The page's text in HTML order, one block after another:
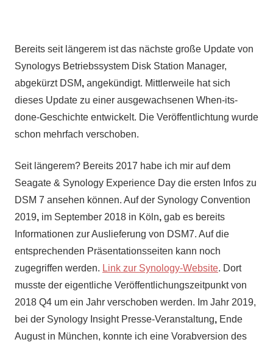
Bereits seit längerem ist das nächste große Update von
Synologys Betriebssystem Disk Station Manager,
abgekürzt DSM, angekündigt. Mittlerweile hat sich
dieses Update zu einer ausgewachsenen When-its-
done-Geschichte entwickelt. Die Veröffentlichtung wurde
schon mehrfach verschoben.
Seit längerem? Bereits 2017 habe ich mir auf dem
Seagate & Synology Experience Day die ersten Infos zu
DSM 7 ansehen können. Auf der Synology Convention
2019, im September 2018 in Köln, gab es bereits
Informationen zur Auslieferung von DSM7. Auf die
entsprechenden Präsentationsseiten kann noch
zugegriffen werden. Link zur Synology-Website. Dort
musste der eigentliche Veröffentlichungszeitpunkt von
2018 Q4 um ein Jahr verschoben werden. Im Jahr 2019,
bei der Synology Insight Presse-Veranstaltung, Ende
August in München, konnte ich eine Vorabversion des